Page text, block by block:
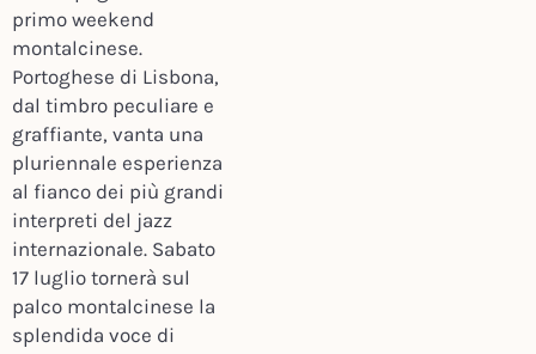
primo weekend
montalcinese.
Portoghese di Lisbona,
dal timbro peculiare e
graffiante, vanta una
pluriennale esperienza
al fianco dei più grandi
interpreti del jazz
internazionale. Sabato
17 luglio tornerà sul
palco montalcinese la
splendida voce di